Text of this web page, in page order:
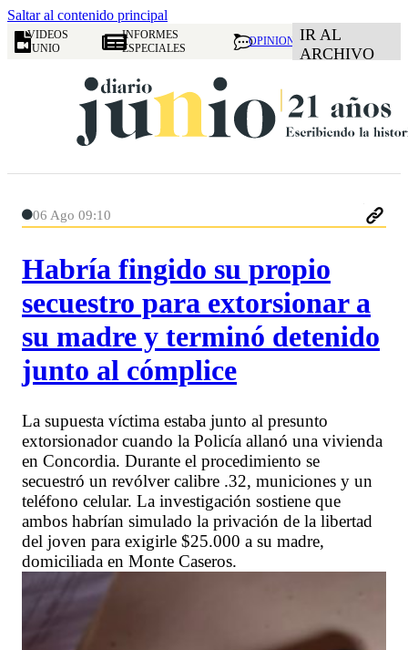
Saltar al contenido principal
VIDEOS
JUNIO
INFORMES
ESPECIALES
OPINION IR AL
ARCHIVO
06 Ago 09:10
Habría fingido su propio
secuestro para extorsionar a
su madre y terminó detenido
junto al cómplice
La supuesta víctima estaba junto al presunto
extorsionador cuando la Policía allanó una vivienda
en Concordia. Durante el procedimiento se
secuestró un revólver calibre .32, municiones y un
teléfono celular. La investigación sostiene que
ambos habrían simulado la privación de la libertad
del joven para exigirle $25.000 a su madre,
domiciliada en Monte Caseros.